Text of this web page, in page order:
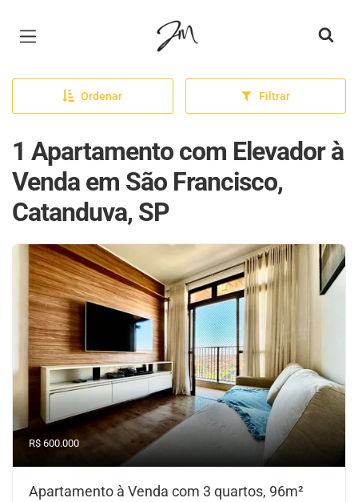
Página inicial
Ordenar Filtrar
1 Apartamento com Elevador à
Venda em São Francisco,
Catanduva, SP
R$ 600.000
Apartamento à Venda com 3 quartos, 96m²